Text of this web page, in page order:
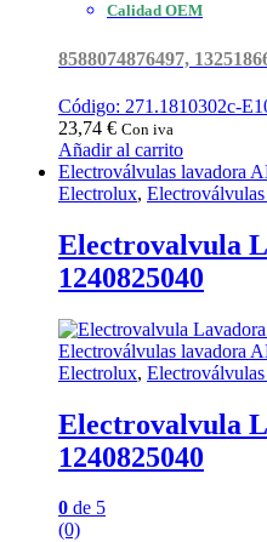
Calidad OEM
8588074876497,
Código: 271.1810302c-
23,74 € Con iva
Añadir al carrito
Electroválvulas lavadora
Electrolux,
Electrovalvula
1240825040
Electroválvulas lavadora
Electrolux,
Electrovalvula
1240825040
0 de 5
(0)